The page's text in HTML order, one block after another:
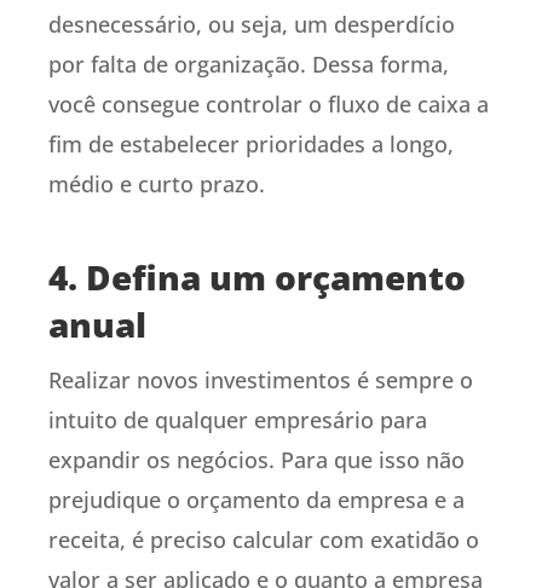
desnecessário, ou seja, um desperdício
por falta de organização. Dessa forma,
você consegue controlar o fluxo de caixa a
fim de estabelecer prioridades a longo,
médio e curto prazo.
4. Defina um orçamento
anual
Realizar novos investimentos é sempre o
intuito de qualquer empresário para
expandir os negócios. Para que isso não
prejudique o orçamento da empresa e a
receita, é preciso calcular com exatidão o
valor a ser aplicado e o quanto a empresa